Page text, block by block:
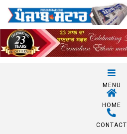
MENU
HOME
CONTACT